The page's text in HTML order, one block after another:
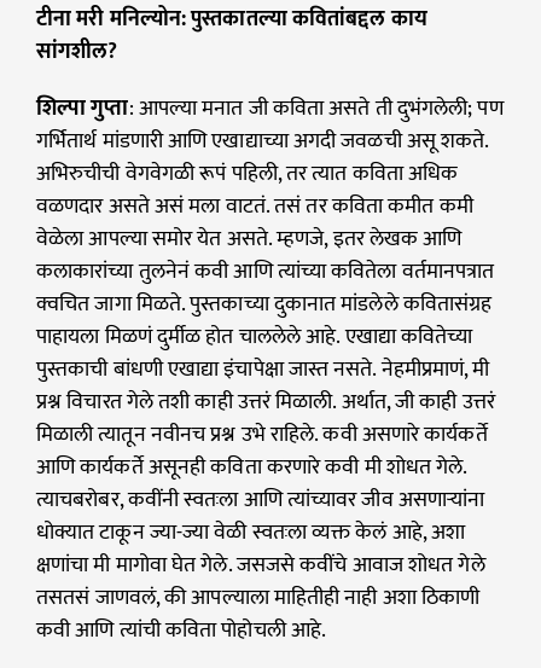
टीना मरी मनिल्योन: पुस्तकातल्या कवितांबद्दल काय
सांगशील?
शिल्पा गुप्ता: आपल्या मनात जी कविता असते ती दुभंगलेली; पण
गर्भितार्थ मांडणारी आणि एखाद्याच्या अगदी जवळची असू शकते.
अभिरुचीची वेगवेगळी रूपं पहिली, तर त्यात कविता अधिक
वळणदार असते असं मला वाटतं. तसं तर कविता कमीत कमी
वेळेला आपल्या समोर येत असते. म्हणजे, इतर लेखक आणि
कलाकारांच्या तुलनेनं कवी आणि त्यांच्या कवितेला वर्तमानपत्रात
क्वचित जागा मिळते. पुस्तकाच्या दुकानात मांडलेले कवितासंग्रह
पाहायला मिळणं दुर्मीळ होत चाललेले आहे. एखाद्या कवितेच्या
पुस्तकाची बांधणी एखाद्या इंचापेक्षा जास्त नसते. नेहमीप्रमाणं, मी
प्रश्न विचारत गेले तशी काही उत्तरं मिळाली. अर्थात, जी काही उत्तरं
मिळाली त्यातून नवीनच प्रश्न उभे राहिले. कवी असणारे कार्यकर्ते
आणि कार्यकर्ते असूनही कविता करणारे कवी मी शोधत गेले.
त्याचबरोबर, कवींनी स्वतःला आणि त्यांच्यावर जीव असणाऱ्यांना
धोक्यात टाकून ज्या-ज्या वेळी स्वतःला व्यक्त केलं आहे, अशा
क्षणांचा मी मागोवा घेत गेले. जसजसे कवींचे आवाज शोधत गेले
तसतसं जाणवलं, की आपल्याला माहितीही नाही अशा ठिकाणी
कवी आणि त्यांची कविता पोहोचली आहे.